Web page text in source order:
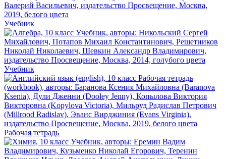
Учебник
Учебник
Рабочая тетрадь